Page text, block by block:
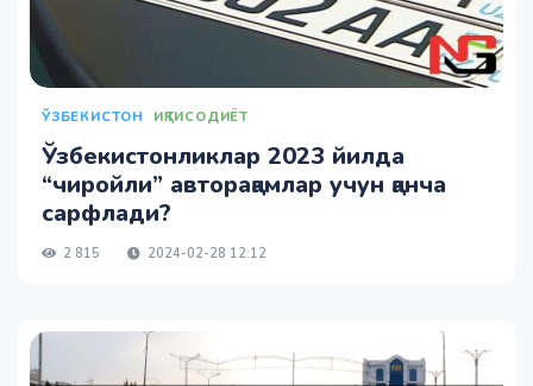
ЎЗБЕКИСТОН ИҚТИСОДИЁТ
Ўзбекистонликлар 2023 йилда
“чиройли” авторақамлар учун қанча
сарфлади?
2 815 2024-02-28 12:12